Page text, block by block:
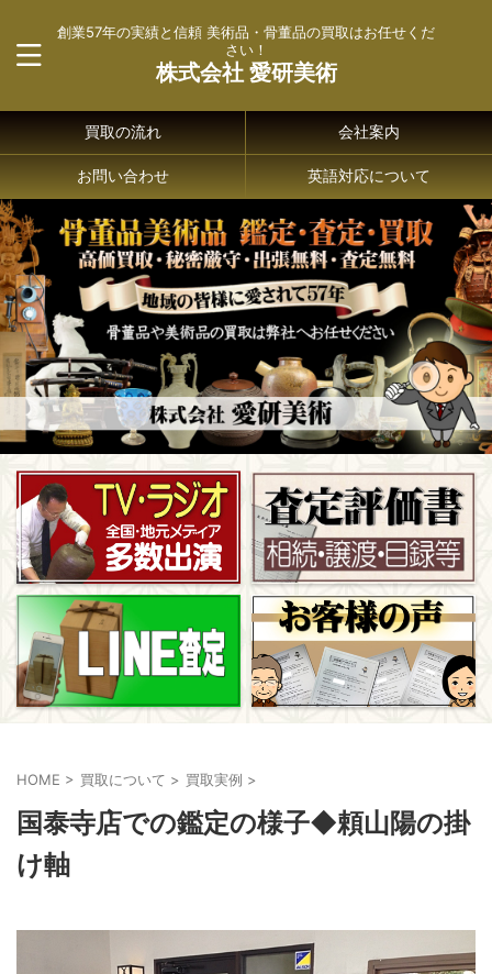
創業57年の実績と信頼 美術品・骨董品の買取はお任せくだ
さい！
株式会社 愛研美術
買取の流れ 会社案内
お問い合わせ 英語対応について
HOME > 買取について > 買取実例 >
国泰寺店での鑑定の様子◆頼山陽の掛
け軸